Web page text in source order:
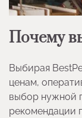
Почему
Выбирая
ценам,
выбор нужной
рекомендации